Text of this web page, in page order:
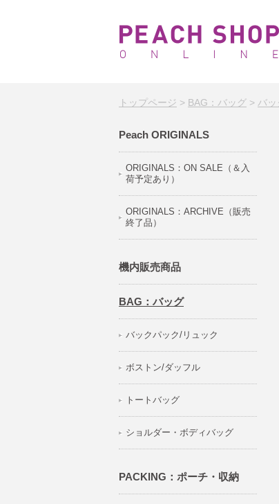
トップページ > BAG：バッグ > バ
Peach ORIGINALS
ORIGINALS：ON SALE（＆入
荷予定あり）
ORIGINALS：ARCHIVE（販売
終了品）
機内販売商品
BAG：バッグ
バックパック/リュック
ボストン/ダッフル
トートバッグ
ショルダー・ボディバッグ
PACKING：ポーチ・収納